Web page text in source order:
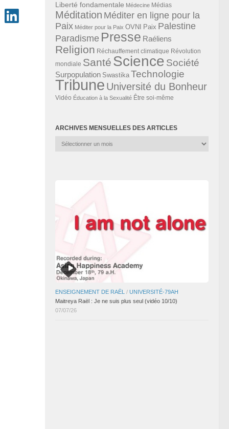
Liberté fondamentale Médecine Médias
Méditation Méditer en ligne pour la
Paix Méditer pour la Paix OVNI Paix Palestine
Paradisme Presse Raéliens
Religion Réchauffement climatique Révolution
mondiale Santé Science Société
Surpopulation Swastika Technologie
Tribune Université du Bonheur
Vidéo Éducation à la Sexualité Être soi-même
ARCHIVES MENSUELLES DES ARTICLES
Archives
ENSEIGNEMENT DE RAËL / UNIVERSITÉ-79AH
Maitreya Raël : Je ne suis plus seul (vidéo 10/10)
07/07/26